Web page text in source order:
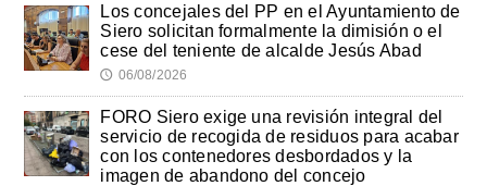
Los concejales del PP en el Ayuntamiento de
Siero solicitan formalmente la dimisión o el
cese del teniente de alcalde Jesús Abad
🕔 06/08/2026
FORO Siero exige una revisión integral del
servicio de recogida de residuos para acabar
con los contenedores desbordados y la
imagen de abandono del concejo